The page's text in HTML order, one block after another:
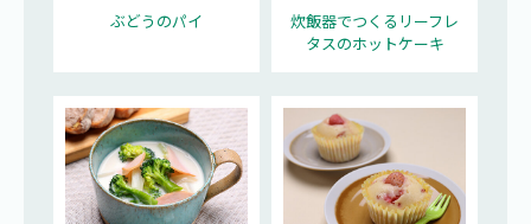
ぶどうのパイ
炊飯器でつくるリーフレ
タスのホットケーキ